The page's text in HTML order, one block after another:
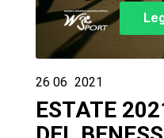
26 06 2021
ESTATE